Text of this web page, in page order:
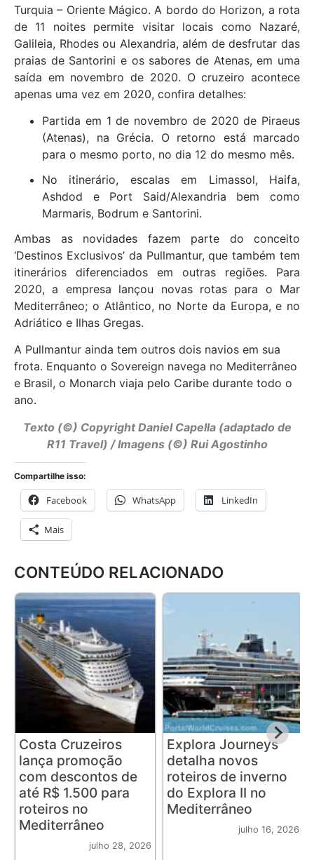
Turquia – Oriente Mágico. A bordo do Horizon, a rota
de 11 noites permite visitar locais como Nazaré,
Galileia, Rhodes ou Alexandria, além de desfrutar das
praias de Santorini e os sabores de Atenas, em uma
saída em novembro de 2020. O cruzeiro acontece
apenas uma vez em 2020, confira detalhes:
Partida em 1 de novembro de 2020 de Piraeus
(Atenas), na Grécia. O retorno está marcado
para o mesmo porto, no dia 12 do mesmo mês.
No itinerário, escalas em Limassol, Haifa,
Ashdod e Port Said/Alexandria bem como
Marmaris, Bodrum e Santorini.
Ambas as novidades fazem parte do conceito
‘Destinos Exclusivos’ da Pullmantur, que também tem
itinerários diferenciados em outras regiões. Para
2020, a empresa lançou novas rotas para o Mar
Mediterrâneo; o Atlântico, no Norte da Europa, e no
Adriático e Ilhas Gregas.
A Pullmantur ainda tem outros dois navios em sua
frota. Enquanto o Sovereign navega no Mediterrâneo
e Brasil, o Monarch viaja pelo Caribe durante todo o
ano.
Texto (©) Copyright Daniel Capella (adaptado de
R11 Travel) / Imagens (©) Rui Agostinho
Compartilhe isso:
Facebook WhatsApp LinkedIn
Mais
CONTEÚDO RELACIONADO
Costa Cruzeiros
lança promoção
com descontos de
até R$ 1.500 para
roteiros no
Mediterrâneo
julho 28, 2026
Explora Journeys
detalha novos
roteiros de inverno
do Explora II no
Mediterrâneo
julho 16, 2026